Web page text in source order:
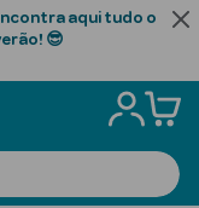
aqui tudo o
😎